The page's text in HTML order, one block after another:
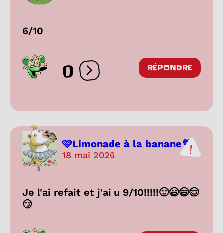
6/10
0 Ouvrir les réactions
RÉPONDRE
🩷Limonade à la banane💜
18 mai 2026
Je l'ai refait et j'ai u 9/10!!!!!🙂😃😄😌
😏